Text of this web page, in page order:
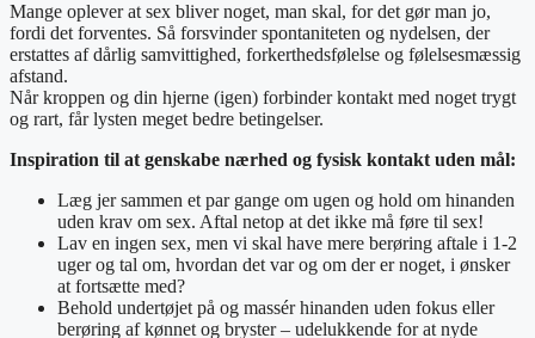
Mange oplever at sex bliver noget, man skal, for det gør man jo,
fordi det forventes. Så forsvinder spontaniteten og nydelsen, der
erstattes af dårlig samvittighed, forkerthedsfølelse og følelsesmæssig
afstand.
Når kroppen og din hjerne (igen) forbinder kontakt med noget trygt
og rart, får lysten meget bedre betingelser.
Inspiration til at genskabe nærhed og fysisk kontakt uden mål:
Læg jer sammen et par gange om ugen og hold om hinanden
uden krav om sex. Aftal netop at det ikke må føre til sex!
Lav en ingen sex, men vi skal have mere berøring aftale i 1-2
uger og tal om, hvordan det var og om der er noget, i ønsker
at fortsætte med?
Behold undertøjet på og massér hinanden uden fokus eller
berøring af kønnet og bryster – udelukkende for at nyde